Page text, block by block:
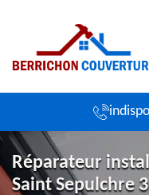
Réparateur
Saint Sepulchre